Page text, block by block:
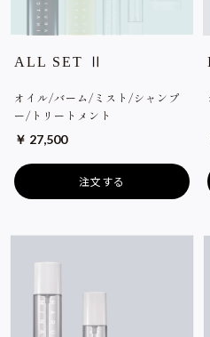
ALL SET Ⅱ
オイル/バーム/ミスト/シャンプ
ー/トリートメント
￥ 27,500
注文する